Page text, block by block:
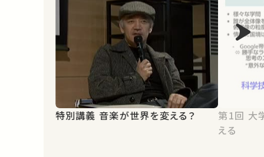
特別講義 音楽が世界を変える？
第1回 大学と情報-情報が学問を変
える